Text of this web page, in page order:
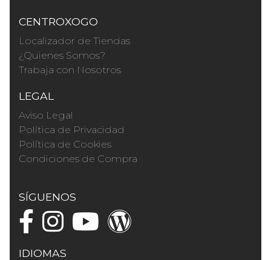
CENTROXOGO
Localizador de Tiendas
¿Quienes Somos?
Trabaja con Nosotros
LEGAL
Aviso Legal
Política de Privacidad
Política de Cookies
Condiciones de Compra
SÍGUENOS
IDIOMAS